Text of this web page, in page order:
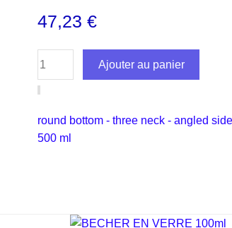
47,23€
Ajouter au panier
round bottom - three neck - angled
500 ml